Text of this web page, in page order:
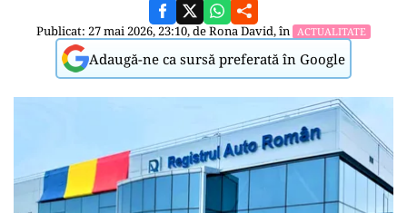
Publicat: 27 mai 2026, 23:10, deRona David, în ACTUALITATE
Adaugă-ne ca sursă preferată în Google